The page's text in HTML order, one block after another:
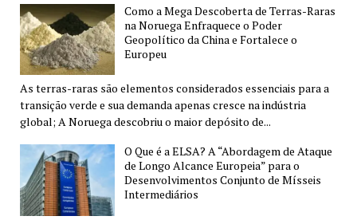
Como a Mega Descoberta de Terras-Raras
na Noruega Enfraquece o Poder
Geopolítico da China e Fortalece o
Europeu
As terras-raras são elementos considerados essenciais para a
transição verde e sua demanda apenas cresce na indústria
global; A Noruega descobriu o maior depósito de...
O Que é a ELSA? A “Abordagem de Ataque
de Longo Alcance Europeia” para o
Desenvolvimentos Conjunto de Mísseis
Intermediários